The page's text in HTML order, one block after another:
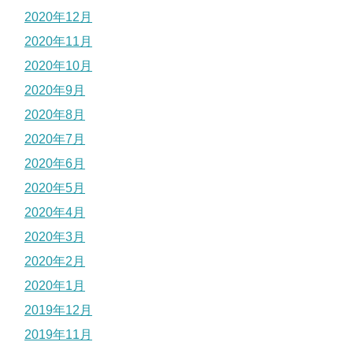
2020年12月
2020年11月
2020年10月
2020年9月
2020年8月
2020年7月
2020年6月
2020年5月
2020年4月
2020年3月
2020年2月
2020年1月
2019年12月
2019年11月